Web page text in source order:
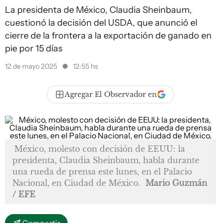
La presidenta de México, Claudia Sheinbaum,
cuestionó la decisión del USDA, que anunció el
cierre de la frontera a la exportación de ganado en
pie por 15 días
12 de mayo 2025 12:55 hs
Agregar El Observador en
México, molesto con decisión de EEUU: la
presidenta, Claudia Sheinbaum, habla durante
una rueda de prensa este lunes, en el Palacio
Nacional, en Ciudad de México. Mario Guzmán
/ EFE